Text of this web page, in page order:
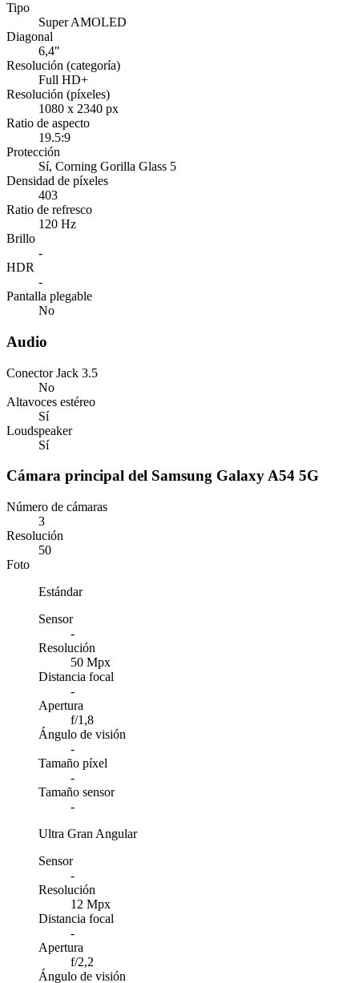
Tipo
Super AMOLED
Diagonal
6,4"
Resolución (categoría)
Full HD+
Resolución (píxeles)
1080 x 2340 px
Ratio de aspecto
19.5:9
Protección
Sí, Corning Gorilla Glass 5
Densidad de píxeles
403
Ratio de refresco
120 Hz
Brillo
-
HDR
-
Pantalla plegable
No
Audio
Conector Jack 3.5
No
Altavoces estéreo
Sí
Loudspeaker
Sí
Cámara principal del Samsung Galaxy A54 5G
Número de cámaras
3
Resolución
50
Foto
Estándar
Sensor
-
Resolución
50 Mpx
Distancia focal
-
Apertura
f/1,8
Ángulo de visión
-
Tamaño píxel
-
Tamaño sensor
-
Ultra Gran Angular
Sensor
-
Resolución
12 Mpx
Distancia focal
-
Apertura
f/2,2
Ángulo de visión